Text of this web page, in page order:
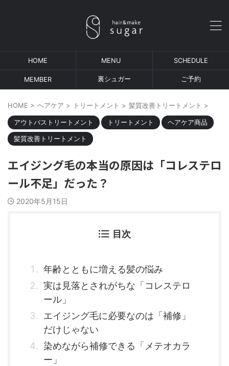
HOME MENU SCHEDULE
MEMBER 裏シュガー ご予約
HOME > ヘアケア > トリートメント > 髪質改善トリートメント >
アウトバストリートメント トリートメント
ヘアケア商品
髪質改善トリートメント
エイジング毛の本当の原因は「コレステロ
ール不足」だった？
2020年5月15日
目次
年齢とともに増える髪の悩み
実は見落とされがちな「コレステロ
ール」
エイジング毛に必要なのは「補修」
だけじゃない
染めながら補修できる「メテオカラ
ー」